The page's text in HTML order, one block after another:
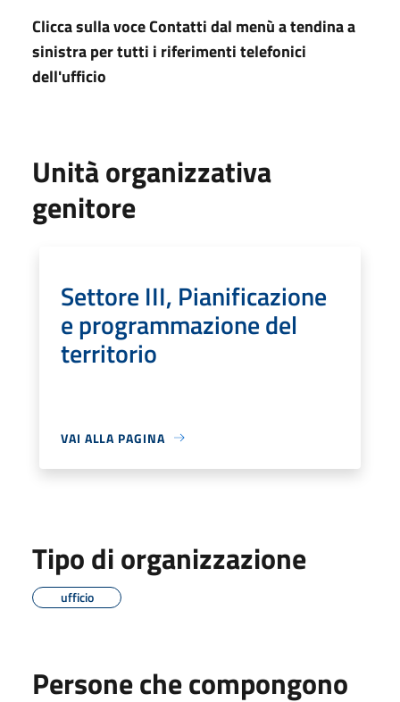
Clicca sulla voce Contatti dal menù a tendina a
sinistra per tutti i riferimenti telefonici
dell'ufficio
Unità organizzativa
genitore
Settore III, Pianificazione
e programmazione del
territorio
VAI ALLA PAGINA
Tipo di organizzazione
ufficio
Persone che compongono